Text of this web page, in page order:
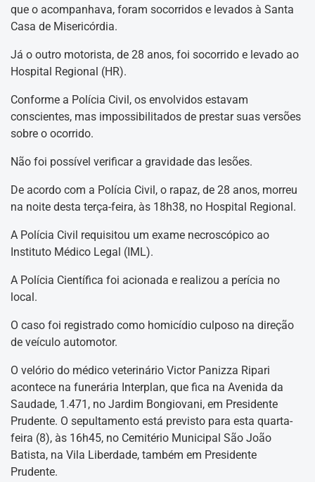
que o acompanhava, foram socorridos e levados à Santa
Casa de Misericórdia.
Já o outro motorista, de 28 anos, foi socorrido e levado ao
Hospital Regional (HR).
Conforme a Polícia Civil, os envolvidos estavam
conscientes, mas impossibilitados de prestar suas versões
sobre o ocorrido.
Não foi possível verificar a gravidade das lesões.
De acordo com a Polícia Civil, o rapaz, de 28 anos, morreu
na noite desta terça-feira, às 18h38, no Hospital Regional.
A Polícia Civil requisitou um exame necroscópico ao
Instituto Médico Legal (IML).
A Polícia Científica foi acionada e realizou a perícia no
local.
O caso foi registrado como homicídio culposo na direção
de veículo automotor.
O velório do médico veterinário Victor Panizza Ripari
acontece na funerária Interplan, que fica na Avenida da
Saudade, 1.471, no Jardim Bongiovani, em Presidente
Prudente. O sepultamento está previsto para esta quarta-
feira (8), às 16h45, no Cemitério Municipal São João
Batista, na Vila Liberdade, também em Presidente
Prudente.